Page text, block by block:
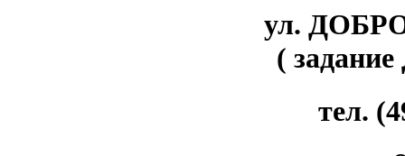
ул.
(
тел.